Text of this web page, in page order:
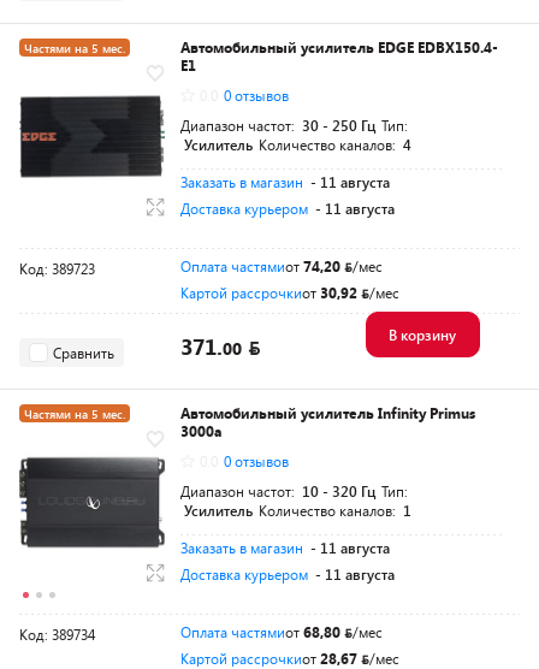
Частями на 5 мес.
Автомобильный усилитель EDGE EDBX150.4-
E1
0 отзывов
Диапазон частот: 30 - 250 Гц Тип:
Усилитель Количество каналов: 4
Заказать в магазин - 11 августа
Доставка курьером - 11 августа
Код: 389723 Оплата частямиот74,20
/мес
Картой рассрочкиот30,92 /мес
Сравнить 371.00
В корзину
Частями на 5 мес.
Автомобильный усилитель Infinity Primus
3000a
0 отзывов
Диапазон частот: 10 - 320 Гц Тип:
Усилитель Количество каналов: 1
Заказать в магазин - 11 августа
Доставка курьером - 11 августа
Код: 389734 Оплата частямиот68,80
/мес
Картой рассрочкиот28,67 /мес